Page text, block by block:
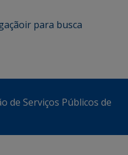
ir para busca
de Serviços Públicos de